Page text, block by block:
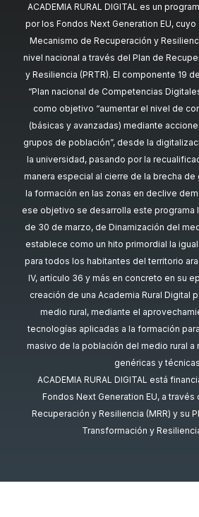
ACADEMIA RURAL DIGITAL es un
por los Fondos Next Generation EU,
Mecanismo de Recuperación y
nivel nacional a través del Plan de
y Resiliencia (PRTR). El componente 19
“Plan nacional de Competencias
como objetivo “aumentar el nivel de
(básicas y avanzadas) mediante
grupos de población”, desde la
la universidad, pasando por la
manera especial al cierre de la brecha
la formación en las zonas en declive
ese objetivo se desarrolla este programa
de 30 de marzo, de Dinamización del
establece como un hito primordial la
para todos los habitantes del territorio
IV, artículo 36 y más en concreto en su
creación de una Academia Rural Digital
medio rural, mediante el
tecnologías aplicadas a la formación
masivo de la población del medio rural a
genéricas y
ACADEMIA RURAL DIGITAL está
Fondos Next Generation EU, a
Recuperación y Resiliencia (MRR) y su
Transformación y